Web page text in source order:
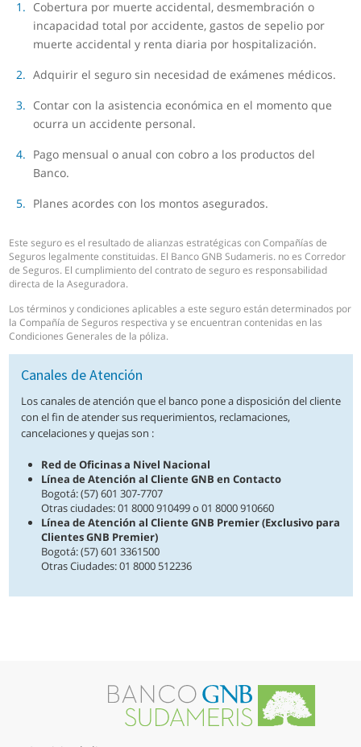
Cobertura por muerte accidental, desmembración o
incapacidad total por accidente, gastos de sepelio por
muerte accidental y renta diaria por hospitalización.
Adquirir el seguro sin necesidad de exámenes médicos.
Contar con la asistencia económica en el momento que
ocurra un accidente personal.
Pago mensual o anual con cobro a los productos del
Banco.
Planes acordes con los montos asegurados.
Este seguro es el resultado de alianzas estratégicas con Compañías de
Seguros legalmente constituidas. El Banco GNB Sudameris. no es Corredor
de Seguros. El cumplimiento del contrato de seguro es responsabilidad
directa de la Aseguradora.
Los términos y condiciones aplicables a este seguro están determinados por
la Compañía de Seguros respectiva y se encuentran contenidas en las
Condiciones Generales de la póliza.
Canales de Atención
Los canales de atención que el banco pone a disposición del cliente
con el fin de atender sus requerimientos, reclamaciones,
cancelaciones y quejas son :
Red de Oficinas a Nivel Nacional
Línea de Atención al Cliente GNB en Contacto
Bogotá: (57) 601 307-7707
Otras ciudades: 01 8000 910499 o 01 8000 910660
Línea de Atención al Cliente GNB Premier (Exclusivo para
Clientes GNB Premier)
Bogotá: (57) 601 3361500
Otras Ciudades: 01 8000 512236